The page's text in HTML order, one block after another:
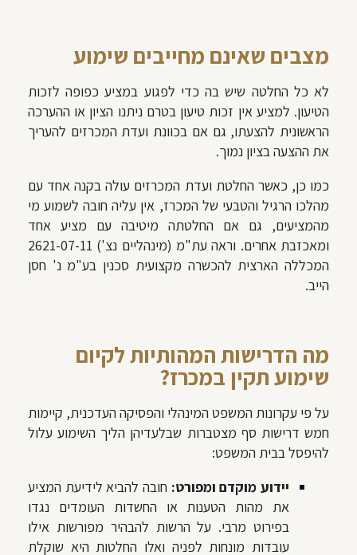
מצבים שאינם מחייבים שימוע
לא כל החלטה שיש בה כדי לפגוע במציע כפופה לזכות
הטיעון. למציע אין זכות טיעון בטרם ניתנו הציון או ההערכה
הראשונית להצעתו, גם אם בכוונת ועדת המכרזים להעריך
את ההצעה בציון נמוך.
כמו כן, כאשר החלטת ועדת המכרזים עולה בקנה אחד עם
מהלכו הרגיל והטבעי של המכרז, אין עליה חובה לשמוע מי
מהמציעים, גם אם החלטתה מיטיבה עם מציע אחד
ומאכזבת אחרים. וראה עת"מ (מינהליים נצ') 2621-07-11
המכללה הארצית להכשרה מקצועית סכנין בע"מ נ' חסן
הייב.
מה הדרישות המהותיות לקיום
שימוע תקין במכרז?
על פי עקרונות המשפט המינהלי והפסיקה העדכנית, קיימות
חמש דרישות סף מצטברות שבלעדיהן הליך השימוע עלול
להיפסל בבית המשפט:
יידוע מוקדם ומפורט: חובה להביא לידיעת המציע
את מהות הטענות או החשדות העומדים נגדו
בפירוט מרבי. על הרשות להבהיר מפורשות אילו
עובדות מונחות לפניה ואלו החלטות היא שוקלת